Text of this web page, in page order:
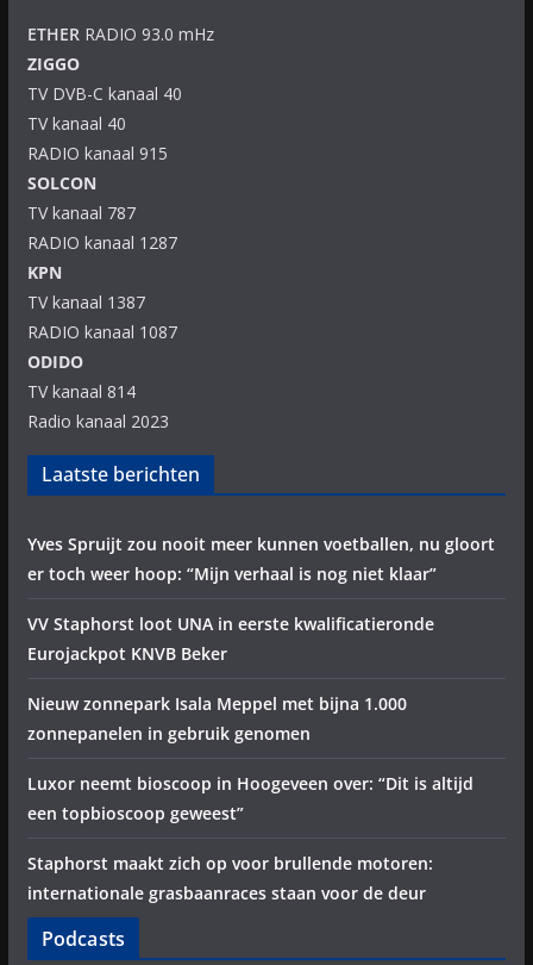
ETHERRADIO 93.0 mHz
ZIGGO
TV DVB-C kanaal 40
TV kanaal 40
RADIO kanaal 915
SOLCON
TV kanaal 787
RADIO kanaal 1287
KPN
TV kanaal 1387
RADIO kanaal 1087
ODIDO
TV kanaal 814
Radio kanaal 2023
Laatste berichten
Yves Spruijt zou nooit meer kunnen voetballen, nu gloort
er toch weer hoop: “Mijn verhaal is nog niet klaar”
VV Staphorst loot UNA in eerste kwalificatieronde
Eurojackpot KNVB Beker
Nieuw zonnepark Isala Meppel met bijna 1.000
zonnepanelen in gebruik genomen
Luxor neemt bioscoop in Hoogeveen over: “Dit is altijd
een topbioscoop geweest”
Staphorst maakt zich op voor brullende motoren:
internationale grasbaanraces staan voor de deur
Podcasts